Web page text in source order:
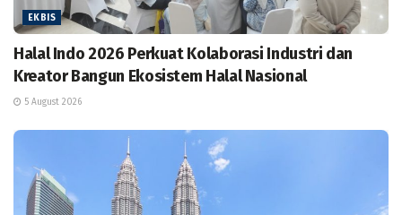
EKBIS
Halal Indo 2026 Perkuat Kolaborasi Industri dan
Kreator Bangun Ekosistem Halal Nasional
5 August 2026